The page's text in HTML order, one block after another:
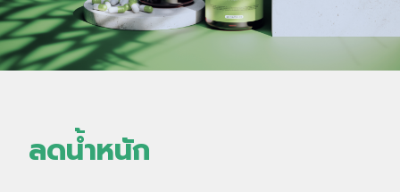
ลดน้ำหนัก